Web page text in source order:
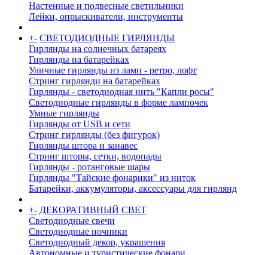
Настенные и подвесные светильники
Лейки, опрыскиватели, инструменты
+- СВЕТОДИОДНЫЕ ГИРЛЯНДЫ
Гирлянды на солнечных батареях
Гирлянды на батарейках
Уличные гирлянды из ламп - ретро, лофт
Стринг гирлянди на батарейках
Гирлянды - светодиодная нить "Капли росы"
Светодиодные гирлянды в форме лампочек
Умные гирлянды
Гирлянды от USB и сети
Стринг гирлянды (без фигурок)
Гирлянды штора и занавес
Стринг шторы, сетки, водопады
Гирлянды - ротанговые шары
Гирлянды "Тайские фонарики" из ниток
Батарейки, аккумуляторы, аксессуары для гирлянд
+- ДЕКОРАТИВНЫЙ СВЕТ
Светодиодные свечи
Светодиодные ночники
Светодиодный декор, украшения
Автономные и туристические фонари